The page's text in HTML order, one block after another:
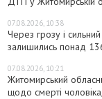
07.08.2026, 10:38
Через грозу і
залишились понад
07.08.2026, 10:21
Житомирський
щодо смерті